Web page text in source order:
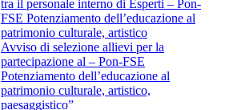
tra il personale interno di Esperti – Pon-
FSE Potenziamento dell’educazione al
patrimonio culturale, artistico
Avviso di selezione allievi per la
partecipazione al – Pon-FSE
Potenziamento dell’educazione al
patrimonio culturale, artistico,
paesaggistico”